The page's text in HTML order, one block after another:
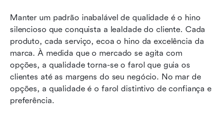
Manter um padrão inabalável de qualidade é o hino
silencioso que conquista a lealdade do cliente. Cada
produto, cada serviço, ecoa o hino da excelência da
marca. À medida que o mercado se agita com
opções, a qualidade torna-se o farol que guia os
clientes até as margens do seu negócio. No mar de
opções, a qualidade é o farol distintivo de confiança e
preferência.